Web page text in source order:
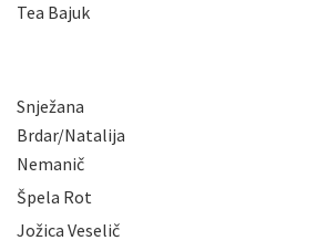
Tea Bajuk
Snježana
Brdar/Natalija
Nemanič
Špela Rot
Jožica Veselič